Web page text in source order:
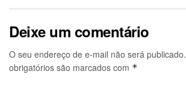
Deixe um comentário
O seu endereço de e-mail não será publicado.
obrigatórios são marcados com *